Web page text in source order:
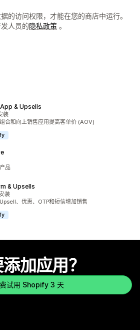
的访问权限，才能在您的商店中运行。
人员的隐私政策 。
& Upsells
装
合和向上销售应用提高客单价 (AOV)
品
& Upsells
装
、优惠、OTP和短信增加销售
加应用？
试用 Shopify 3 天